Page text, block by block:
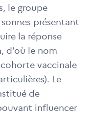
le groupe
présentant
la réponse
d’où le nom
cohorte vaccinale
Le
de
influencer